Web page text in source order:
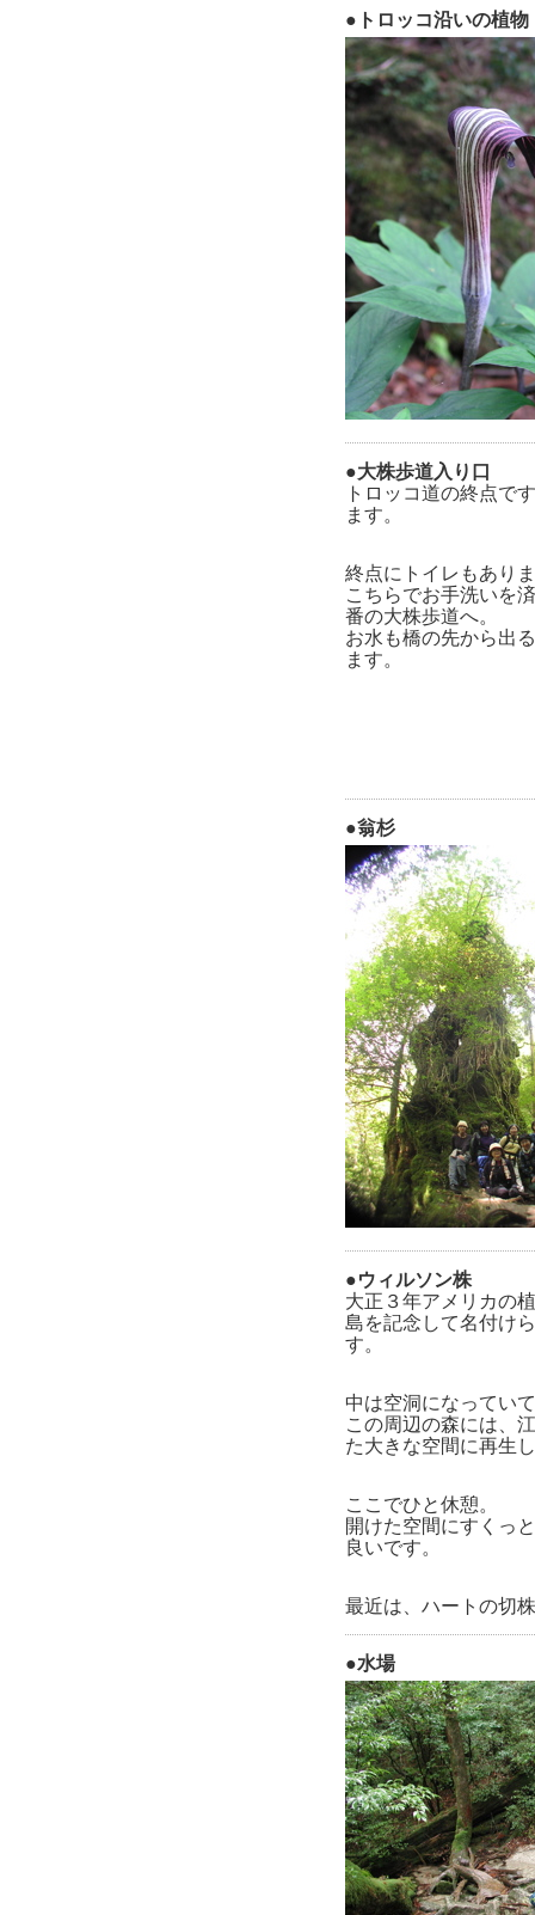
●トロッコ沿いの植物
●大株歩道入り口
トロッコ道の終点で
ます。
終点にトイレもあり
こちらでお手洗いを
番の大株歩道へ。
お水も橋の先から出
ます。
●翁杉
●ウィルソン株
大正３年アメリカの
島を記念して名付け
す。
中は空洞になってい
この周辺の森には、
た大きな空間に再生
ここでひと休憩。
開けた空間にすくっ
良いです。
最近は、ハートの切
●水場